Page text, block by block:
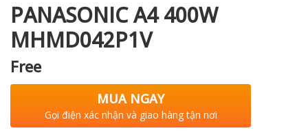
PANASONIC A4 400W
MHMD042P1V
Free
MUA NGAY
Gọi điện xác nhận và giao hàng tận nơi